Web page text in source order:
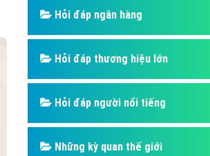
Hỏi đáp quảng cáo Youtube
Quảng cáo Cốc Cốc hiệu quả
Nghĩa là gì
Hỏi đáp ngân hàng
Hỏi đáp thương hiệu lớn
Hỏi đáp người nổi tiếng
Những kỳ quan thế giới